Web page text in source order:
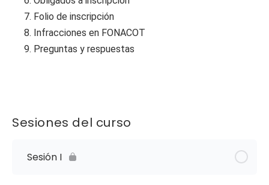
7. Folio de inscripción
8. Infracciones en FONACOT
9. Preguntas y respuestas
Sesiones del curso
Sesión I